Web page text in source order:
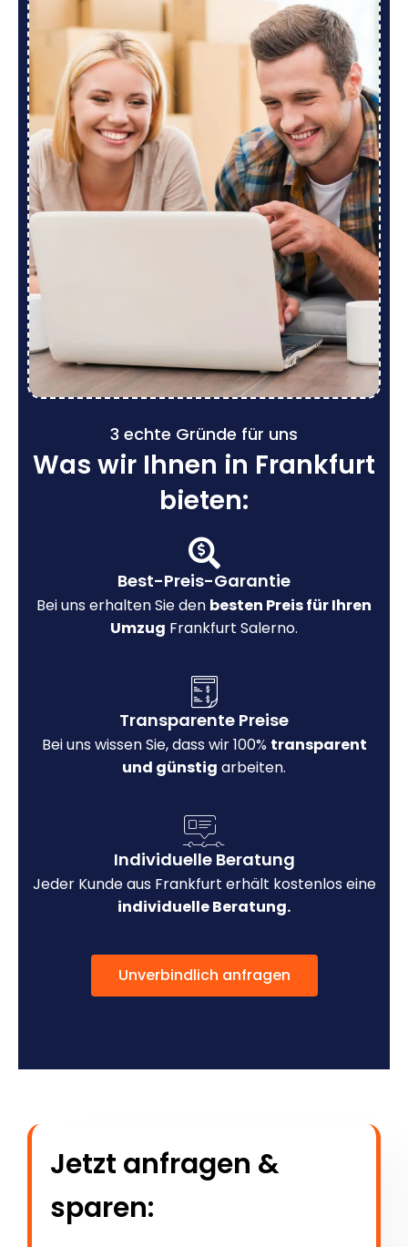
3 echte Gründe für uns
Was wir Ihnen in Frankfurt
bieten:
Best-Preis-Garantie
Bei uns erhalten Sie den besten Preis für Ihren
Umzug Frankfurt Salerno.
Transparente Preise
Bei uns wissen Sie, dass wir 100% transparent
und günstig arbeiten.
Individuelle Beratung
Jeder Kunde aus Frankfurt erhält kostenlos eine
individuelle Beratung.
Unverbindlich anfragen
Jetzt anfragen &
sparen: